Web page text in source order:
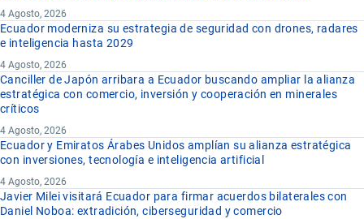
4 Agosto, 2026
Ecuador moderniza su estrategia de seguridad con drones, radares
e inteligencia hasta 2029
4 Agosto, 2026
Canciller de Japón arribara a Ecuador buscando ampliar la alianza
estratégica con comercio, inversión y cooperación en minerales
críticos
4 Agosto, 2026
Ecuador y Emiratos Árabes Unidos amplían su alianza estratégica
con inversiones, tecnología e inteligencia artificial
4 Agosto, 2026
Javier Milei visitará Ecuador para firmar acuerdos bilaterales con
Daniel Noboa: extradición, ciberseguridad y comercio